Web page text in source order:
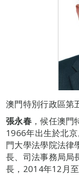
澳門特別行政區第
張永春，候任澳門
1966年出生於北
門大學法學院法律
長、司法事務局局
長，2014年12月